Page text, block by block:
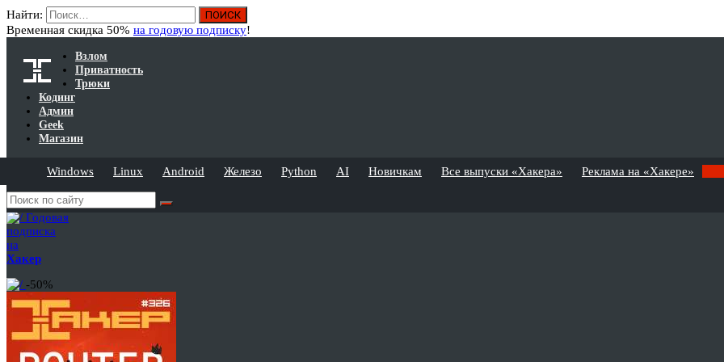
Найти:
Временная скидка 50% на годовую подписку!
Взлом
Приватность
Трюки
Кодинг
Админ
Geek
Магазин
Windows Linux Android Железо Python AI Новичкам Все выпуски «Хакера» Реклама на «Хакере»
Годовая
подписка
на
Хакер
-50%